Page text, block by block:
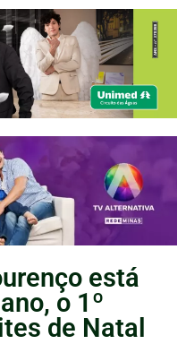
está
o 1º
de Natal